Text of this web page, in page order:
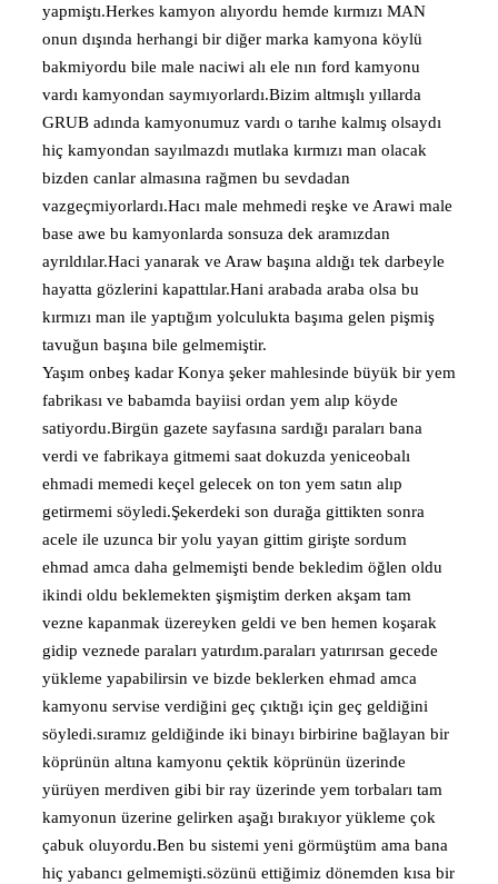
yapmiştı.Herkes kamyon alıyordu hemde kırmızı MAN
onun dışında herhangi bir diğer marka kamyona köylü
bakmiyordu bile male naciwi alı ele nın ford kamyonu
vardı kamyondan saymıyorlardı.Bizim altmışlı yıllarda
GRUB adında kamyonumuz vardı o tarıhe kalmış olsaydı
hiç kamyondan sayılmazdı mutlaka kırmızı man olacak
bizden canlar almasına rağmen bu sevdadan
vazgeçmiyorlardı.Hacı male mehmedi reşke ve Arawi male
base awe bu kamyonlarda sonsuza dek aramızdan
ayrıldılar.Haci yanarak ve Araw başına aldığı tek darbeyle
hayatta gözlerini kapattılar.Hani arabada araba olsa bu
kırmızı man ile yaptığım yolculukta başıma gelen pişmiş
tavuğun başına bile gelmemiştir.
Yaşım onbeş kadar Konya şeker mahlesinde büyük bir yem
fabrikası ve babamda bayiisi ordan yem alıp köyde
satiyordu.Birgün gazete sayfasına sardığı paraları bana
verdi ve fabrikaya gitmemi saat dokuzda yeniceobalı
ehmadi memedi keçel gelecek on ton yem satın alıp
getirmemi söyledi.Şekerdeki son durağa gittikten sonra
acele ile uzunca bir yolu yayan gittim girişte sordum
ehmad amca daha gelmemişti bende bekledim öğlen oldu
ikindi oldu beklemekten şişmiştim derken akşam tam
vezne kapanmak üzereyken geldi ve ben hemen koşarak
gidip veznede paraları yatırdım.paraları yatırırsan gecede
yükleme yapabilirsin ve bizde beklerken ehmad amca
kamyonu servise verdiğini geç çıktığı için geç geldiğini
söyledi.sıramız geldiğinde iki binayı birbirine bağlayan bir
köprünün altına kamyonu çektik köprünün üzerinde
yürüyen merdiven gibi bir ray üzerinde yem torbaları tam
kamyonun üzerine gelirken aşağı bırakıyor yükleme çok
çabuk oluyordu.Ben bu sistemi yeni görmüştüm ama bana
hiç yabancı gelmemişti.sözünü ettiğimiz dönemden kısa bir